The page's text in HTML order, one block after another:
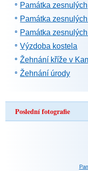
Památka zesnulých
Památka
Památka
Výzdoba kostela
Žehnání kříže v
Žehnání úrody
Poslední fotografie